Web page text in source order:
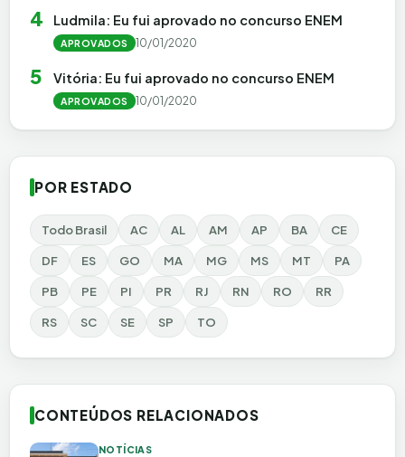
4 Ludmila: Eu fui aprovado no concurso ENEM
APROVADOS 10/01/2020
5 Vitória: Eu fui aprovado no concurso ENEM
APROVADOS 10/01/2020
POR ESTADO
Todo Brasil AC AL AM AP BA CE
DF ES GO MA MG MS MT PA
PB PE PI PR RJ RN RO RR
RS SC SE SP TO
CONTEÚDOS RELACIONADOS
NOTÍCIAS